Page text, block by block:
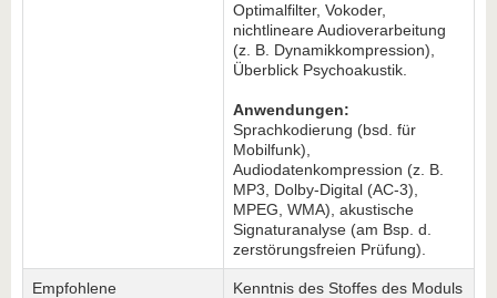
Optimalfilter, Vokoder,
nichtlineare Audioverarbeitung
(z. B. Dynamikkompression),
Überblick Psychoakustik.
Anwendungen:
Sprachkodierung (bsd. für
Mobilfunk),
Audiodatenkompression (z. B.
MP3, Dolby-Digital (AC-3),
MPEG, WMA), akustische
Signaturanalyse (am Bsp. d.
zerstörungsfreien Prüfung).
Empfohlene
Kenntnis des Stoffes des Moduls